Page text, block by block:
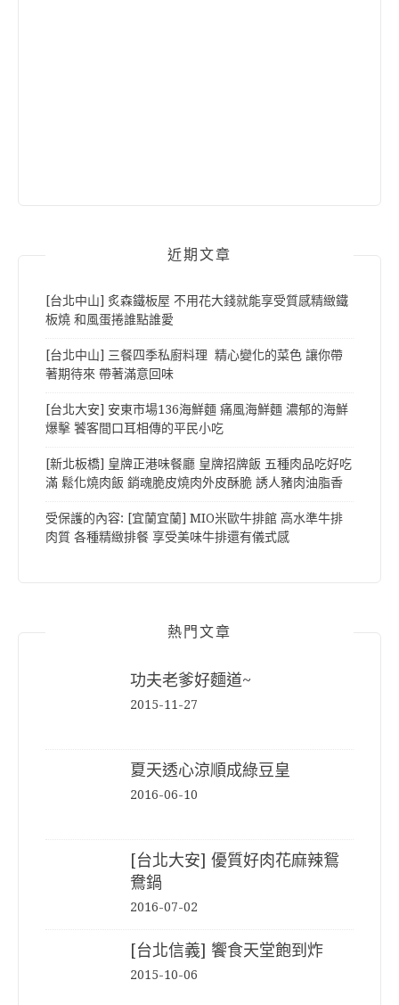
近期文章
[台北中山] 炙森鐵板屋 不用花大錢就能享受質感精緻鐵
板燒 和風蛋捲誰點誰愛
[台北中山] 三餐四季私廚料理 精心變化的菜色 讓你帶
著期待來 帶著滿意回味
[台北大安] 安東市場136海鮮麵 痛風海鮮麵 濃郁的海鮮
爆擊 饕客間口耳相傳的平民小吃
[新北板橋] 皇牌正港味餐廳 皇牌招牌飯 五種肉品吃好吃
滿 鬆化燒肉飯 銷魂脆皮燒肉外皮酥脆 誘人豬肉油脂香
受保護的內容: [宜蘭宜蘭] MIO米歐牛排館 高水準牛排
肉質 各種精緻排餐 享受美味牛排還有儀式感
熱門文章
功夫老爹好麵道~
2015-11-27
夏天透心涼順成綠豆皇
2016-06-10
[台北大安] 優質好肉花麻辣鴛
鴦鍋
2016-07-02
[台北信義] 饗食天堂飽到炸
2015-10-06